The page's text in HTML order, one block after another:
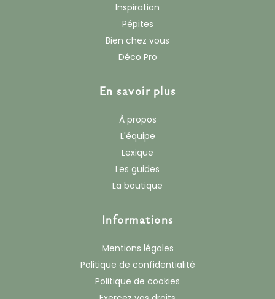
Inspiration
Pépites
Bien chez vous
Déco Pro
En savoir plus
À propos
L'équipe
Lexique
Les guides
La boutique
Informations
Mentions légales
Politique de confidentialité
Politique de cookies